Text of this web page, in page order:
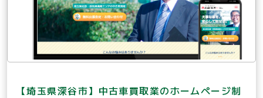
【埼玉県深谷市】中古車買取業のホームページ制